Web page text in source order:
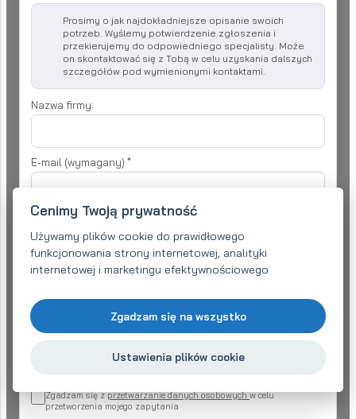
Prosimy o jak najdokładniejsze opisanie swoich
potrzeb. Wyślemy potwierdzenie zgłoszenia i
przekierujemy do odpowiedniego specjalisty. Może
on skontaktować się z Tobą w celu uzyskania dalszych
szczegółów pod wymienionymi kontaktami.
Nazwa firmy:
E-mail (wymagany) *
Telefon:*
Twoje zapytanie*
Zgadzam się zprzetwarzanie danych osobowychw celu
przetworzenia mojego zapytania
Cenimy Twoją prywatność
Używamy plików cookie do prawidłowego
funkcjonowania strony internetowej, analityki
internetowej i marketingu efektywnościowego
Zgadzam się na wszystko
Ustawienia plików cookie